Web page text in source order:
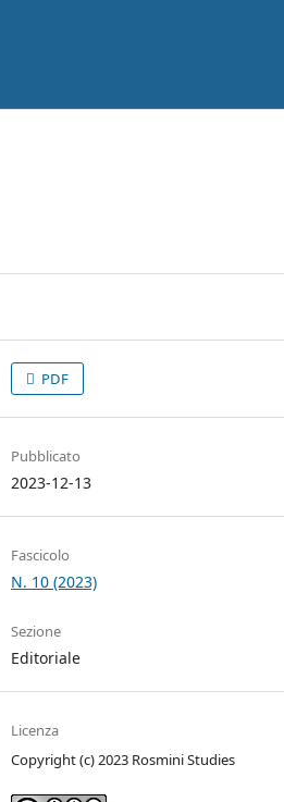
PDF
Pubblicato
2023-12-13
Fascicolo
N. 10 (2023)
Sezione
Editoriale
Licenza
Copyright (c) 2023 Rosmini Studies